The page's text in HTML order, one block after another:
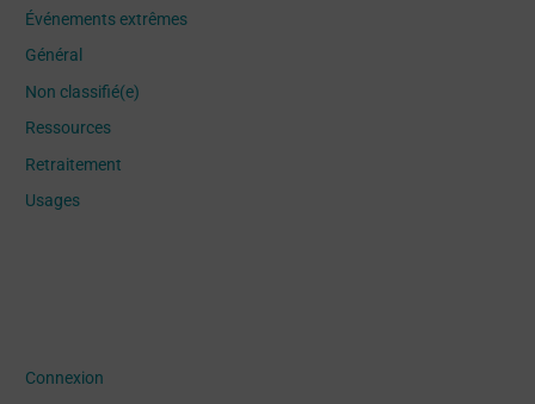
Événements extrêmes
Général
Non classifié(e)
Ressources
Retraitement
Usages
Connexion